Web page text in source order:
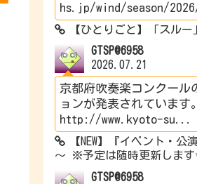
hs.jp/wind/season/
【ひとりごと】「スル
GTSP@6958
2026.07.21
京都府吹奏楽コンクール
ョンが発表されています。
http://www.kyoto-su...
【NEW】『イベント・公
～ ※予定は随時更新します
GTSP@6958